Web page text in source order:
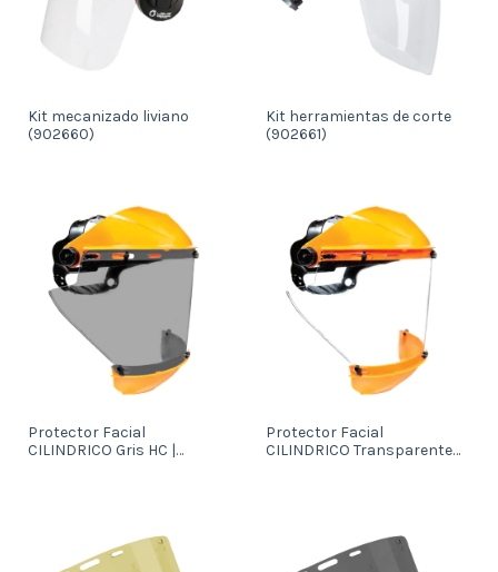
Kit mecanizado liviano
(902660)
Kit herramientas de corte
(902661)
Protector Facial
CILINDRICO Gris HC |
Protector Facial
CILINDRICO Transparente